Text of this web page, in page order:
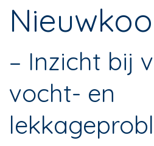
– Inzicht bij
vocht- en